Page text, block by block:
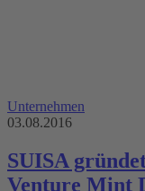
Unternehmen
03.08.2016
SUISA
Venture Mint